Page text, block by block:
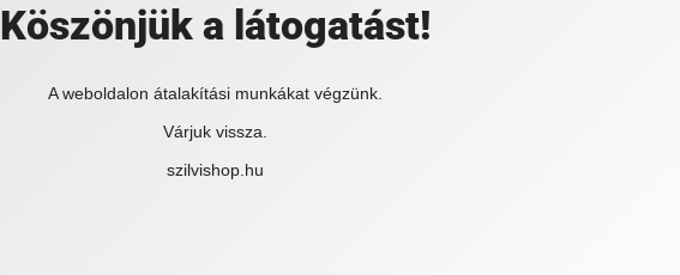
Köszönjük a látogatást!
A weboldalon átalakítási munkákat végzünk.
Várjuk vissza.
szilvishop.hu